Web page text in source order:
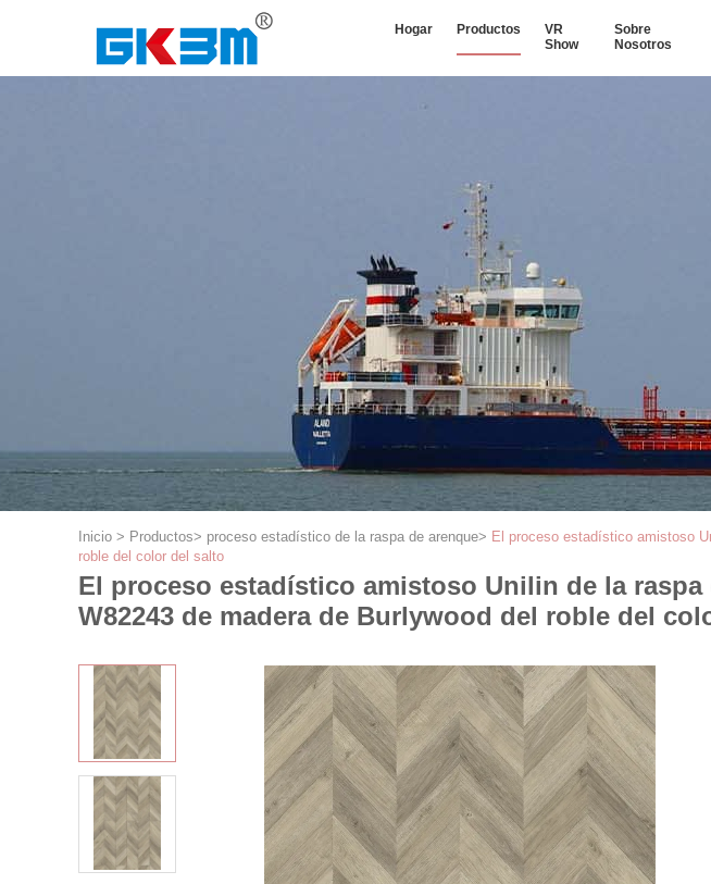
Hogar Productos
VR
Show
Sobre
Nosotros
Inicio > Productos> proceso estadístico de la raspa de arenque> El proceso estadístico amistoso
roble del color del salto
El proceso estadístico amistoso Unilin de la
W82243 de madera de Burlywood del roble del